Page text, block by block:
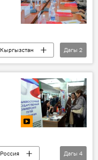
Кыргызстан
Дагы 2
Россия
Дагы 4